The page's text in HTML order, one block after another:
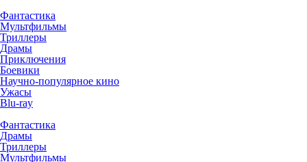
Фантастика
Мультфильмы
Триллеры
Драмы
Приключения
Боевики
Научно-популярное кино
Ужасы
Blu-ray
Фантастика
Драмы
Триллеры
Мультфильмы